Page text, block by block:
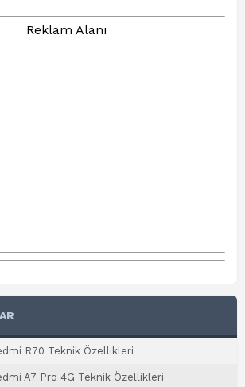
Reklam Alanı
R70 Teknik Özellikleri
A7 Pro 4G Teknik Özellikleri